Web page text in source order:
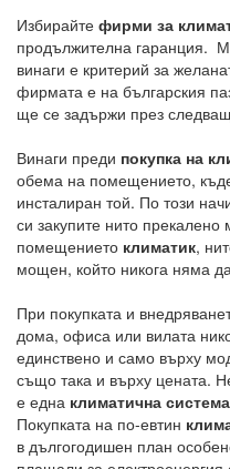
Избирайте фирми за
продължителна гаранция.
винаги е критерий за
фирмата е на българския
ще се задържи през
Винаги преди покупка на
обема на помещението,
инсталиран той. По този
си закупите нито
помещението климатик,
мощен, който никога няма
При покупката и
дома, офиса или вилата
единствено и само върху
също така и върху цената.
е една климатична система
Покупката на по-евтин
в дългогодишен план